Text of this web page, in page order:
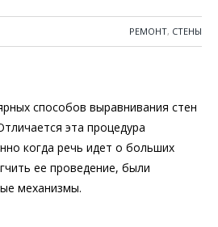
РЕМОНТ, СТЕНЫ
способов выравнивания стен
эта процедура
когда речь идет о больших
ее проведение, были
механизмы.